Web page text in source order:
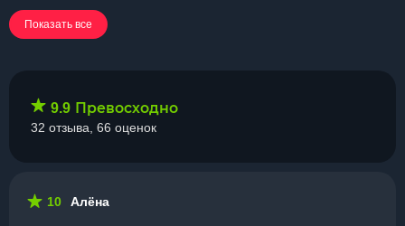
Показать все
9.9 Превосходно
32 отзыва, 66 оценок
10 Алёна